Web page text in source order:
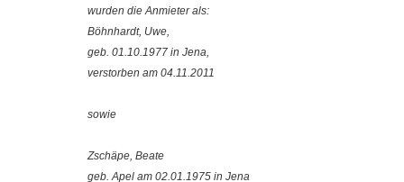
wurden die Anmieter als:
Böhnhardt, Uwe,
geb. 01.10.1977 in Jena,
verstorben am 04.11.2011
sowie
Zschäpe, Beate
geb. Apel am 02.01.1975 in Jena